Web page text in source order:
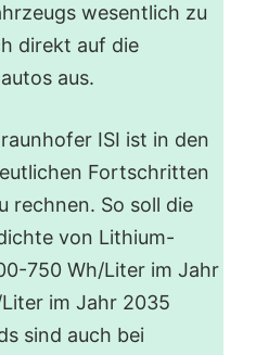
wesentlich zu
direkt auf die
aus.
ISI ist in den
Fortschritten
rechnen. So soll die
von Lithium-
750 Wh/Liter im Jahr
im Jahr 2035
sind auch bei